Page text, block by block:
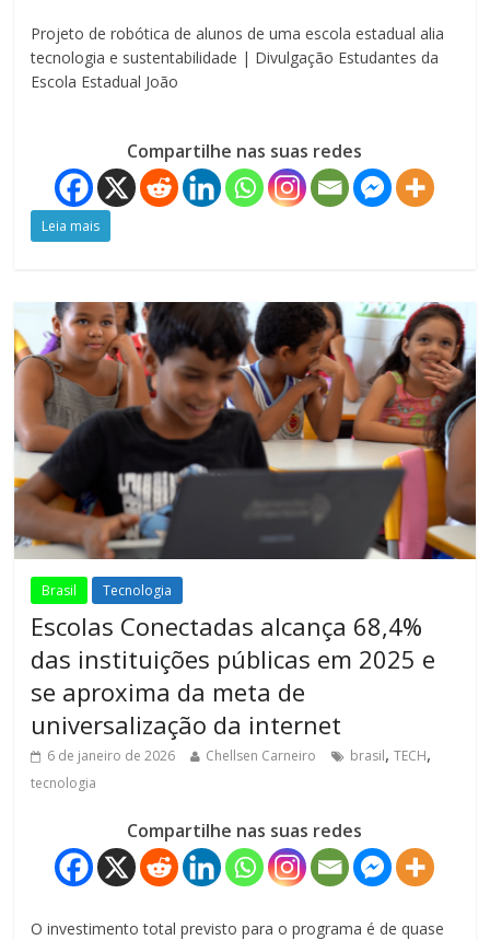
Projeto de robótica de alunos de uma escola estadual alia
tecnologia e sustentabilidade | Divulgação Estudantes da
Escola Estadual João
Compartilhe nas suas redes
Leia mais
Brasil Tecnologia
Escolas Conectadas alcança 68,4%
das instituições públicas em 2025 e
se aproxima da meta de
universalização da internet
6 de janeiro de 2026 Chellsen Carneiro brasil,TECH,
tecnologia
Compartilhe nas suas redes
O investimento total previsto para o programa é de quase